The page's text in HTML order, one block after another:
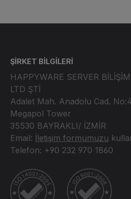
ŞİRKET BİLGİLERİ
HAPPYWARE SERVER
LTD ŞTİ
Adalet Mah. Anadolu Cad.
Megapol Tower
35530 BAYRAKLI/ İZMİR
Email: İletişim formumuzu
Telefon: +90 232 970 1860